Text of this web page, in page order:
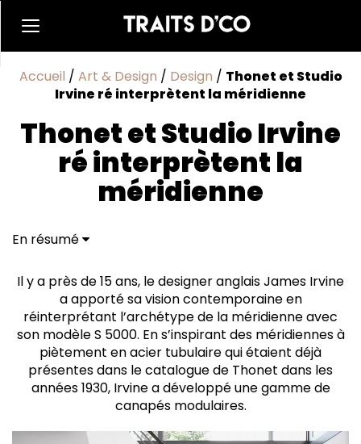
Accueil / Art & Design / Design / Thonet et Studio
Irvine ré interprètent la méridienne
Thonet et Studio Irvine
ré interprètent la
méridienne
En résumé
Créer une base modulaire
Il y a près de 15 ans, le designer anglais James Irvine
a apporté sa vision contemporaine en
réinterprétant l’archétype de la méridienne avec
son modèle S 5000. En s’inspirant des méridiennes à
piètement en acier tubulaire qui étaient déjà
présentes dans le catalogue de Thonet dans les
années 1930, Irvine a développé une gamme de
canapés modulaires.